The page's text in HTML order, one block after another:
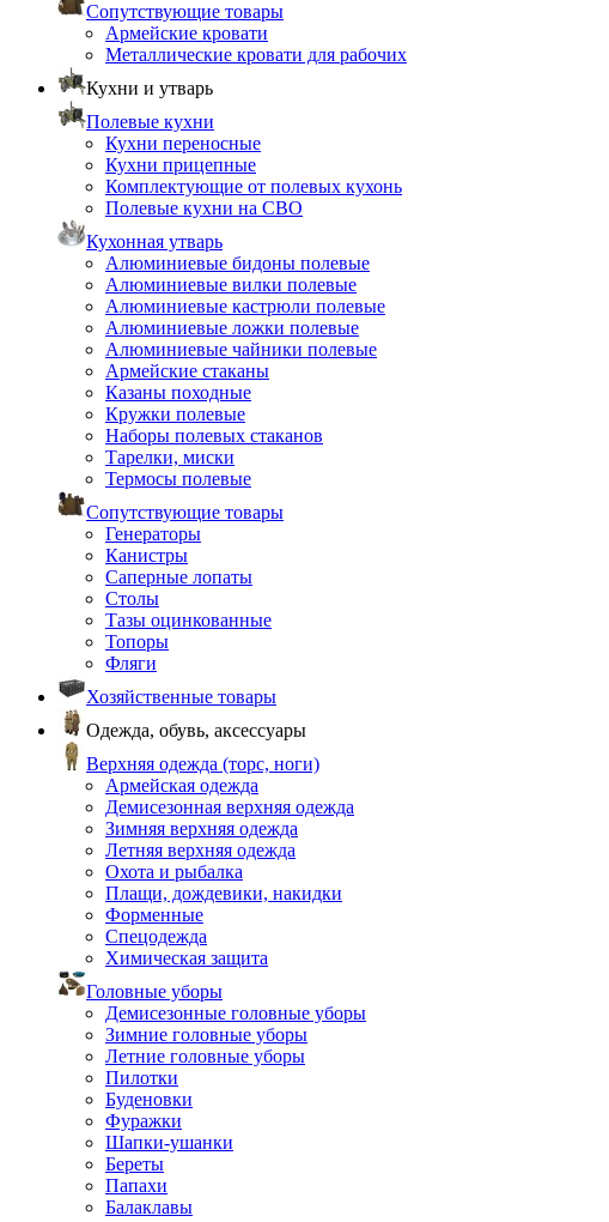
Сопутствующие товары
Армейские кровати
Металлические кровати для рабочих
Кухни и утварь
Полевые кухни
Кухни переносные
Кухни прицепные
Комплектующие от полевых кухонь
Полевые кухни на СВО
Кухонная утварь
Алюминиевые бидоны полевые
Алюминиевые вилки полевые
Алюминиевые кастрюли полевые
Алюминиевые ложки полевые
Алюминиевые чайники полевые
Армейские стаканы
Казаны походные
Кружки полевые
Наборы полевых стаканов
Тарелки, миски
Термосы полевые
Сопутствующие товары
Генераторы
Канистры
Саперные лопаты
Столы
Тазы оцинкованные
Топоры
Фляги
Хозяйственные товары
Одежда, обувь, аксессуары
Верхняя одежда (торс, ноги)
Армейская одежда
Демисезонная верхняя одежда
Зимняя верхняя одежда
Летняя верхняя одежда
Охота и рыбалка
Плащи, дождевики, накидки
Форменные
Спецодежда
Химическая защита
Головные уборы
Демисезонные головные уборы
Зимние головные уборы
Летние головные уборы
Пилотки
Буденовки
Фуражки
Шапки-ушанки
Береты
Папахи
Балаклавы